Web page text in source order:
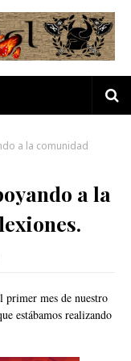
a la comunidad
a la
primer mes de nuestro
estábamos realizando